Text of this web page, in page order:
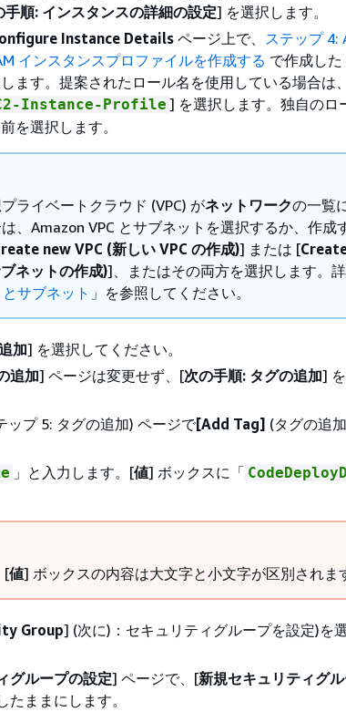
手順: インスタンスの詳細の設定] を選択します。
Instance Details ページ上で、 ステップ 4:
インスタンスプロファイルを作成する で作成した
ます。提案されたロール名を使用している場合は、
Instance-Profile ] を選択します。独自のロ
を選択します。
ライベートクラウド (VPC) がネットワークの一覧
、Amazon VPC とサブネットを選択するか、作成
new VPC (新しい VPC の作成)] または [
ネットの作成)]、またはその両方を選択します。
とサブネット 」を参照してください。
加] を選択してください。
追加] ページは変更せず、[次の手順: タグの追加]
ップ 5: タグの追加) ページで[Add Tag] (タグの追
」と入力します。[値] ボックスに「
[値] ボックスの内容は大文字と小文字が区別されま
Group] (次に)：セキュリティグループを設定)を
グループの設定] ページで、[新規セキュリティグ
ままにします。